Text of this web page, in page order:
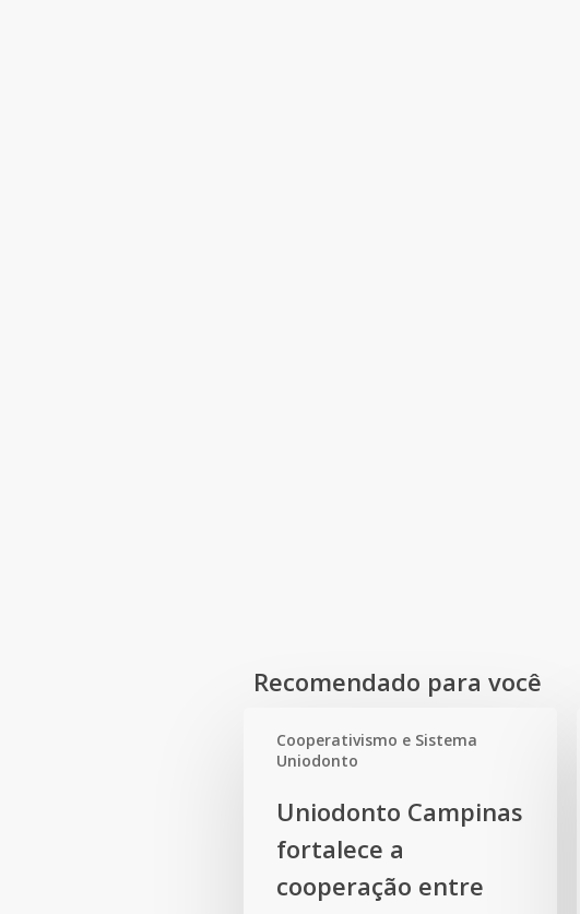
Recomendado para você
Cooperativismo e Sistema
Uniodonto
Campinas
fortalece
cooperação
Uniodonto Campinas
fortalece a
cooperação entre